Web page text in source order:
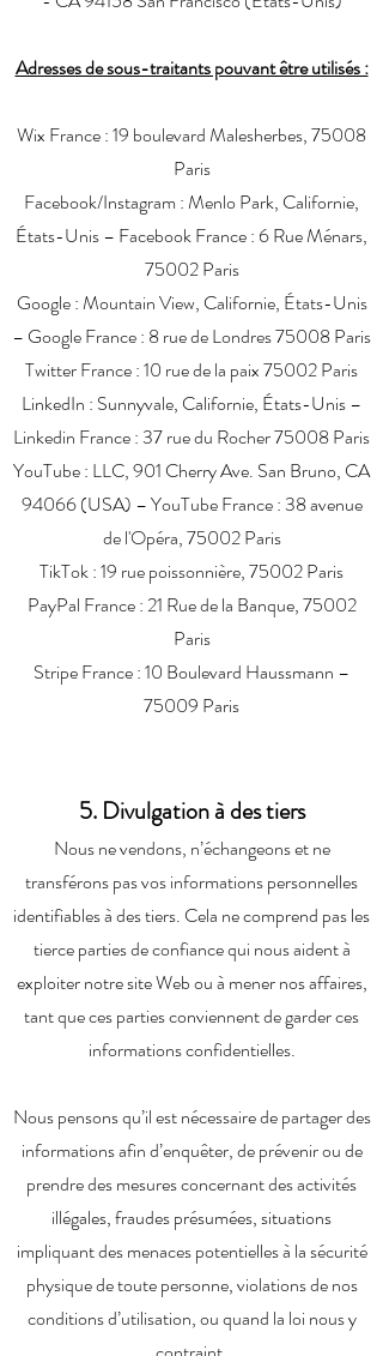
Adresses de sous-traitants pouvant être utilisés :
Wix France : 19 boulevard Malesherbes, 75008
Paris
Facebook/Instagram : Menlo Park, Californie,
États-Unis – Facebook France : 6 Rue Ménars,
75002 Paris
Google: Mountain View, Californie, États-Unis
– Google France : 8 rue de Londres 75008 Paris
TwitterFrance : 10 rue de la paix 75002 Paris
LinkedIn : Sunnyvale, Californie, États-Unis –
Linkedin France : 37 rue du Rocher 75008 Paris
YouTube : LLC, 901 Cherry Ave. San Bruno, CA
94066 (USA) – YouTube France : 38 avenue
de l'Opéra, 75002 Paris
TikTok : 19 rue poissonnière, 75002 Paris
PayPal France : 21 Rue de la Banque, 75002
Paris
Stripe France : 10 Boulevard Haussmann –
75009 Paris
5. Divulgation à des tiers
Nous ne vendons, n’échangeons et ne
transférons pas vos informations personnelles
identifiables à des tiers. Cela ne comprend pas les
tierce parties de confiance qui nous aident à
exploiter notre site Web ou à mener nos affaires,
tant que ces parties conviennent de garder ces
informations confidentielles.
Nous pensons qu’il est nécessaire de partager des
informations afin d’enquêter, de prévenir ou de
prendre des mesures concernant des activités
illégales, fraudes présumées, situations
impliquant des menaces potentielles à la sécurité
physique de toute personne, violations de nos
conditions d’utilisation, ou quand la loi nous y